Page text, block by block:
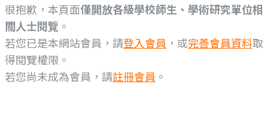
很抱歉，本頁面僅開放各級學校師生、學術研究單位相
關人士閱覽 。
若您已是本網站會員，請登入會員 ，或完善會員資料取
得閱覽權限。
若您尚未成為會員，請註冊會員 。